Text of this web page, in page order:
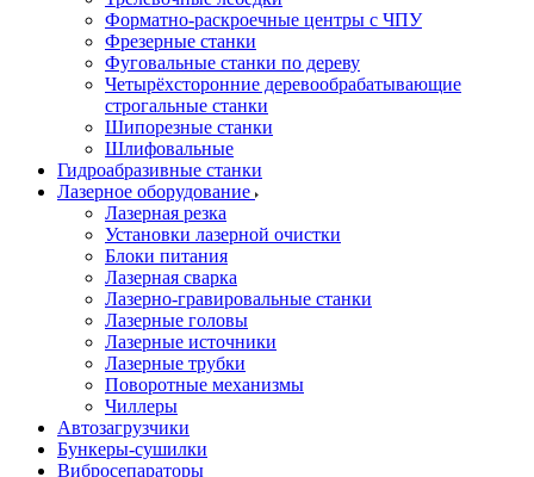
Форматно-раскроечные центры с ЧПУ
Фрезерные станки
Фуговальные станки по дереву
Четырёхсторонние деревообрабатывающие
строгальные станки
Шипорезные станки
Шлифовальные
Гидроабразивные станки
Лазерное оборудование
Лазерная резка
Установки лазерной очистки
Блоки питания
Лазерная сварка
Лазерно-гравировальные станки
Лазерные головы
Лазерные источники
Лазерные трубки
Поворотные механизмы
Чиллеры
Автозагрузчики
Бункеры-сушилки
Вибросепараторы